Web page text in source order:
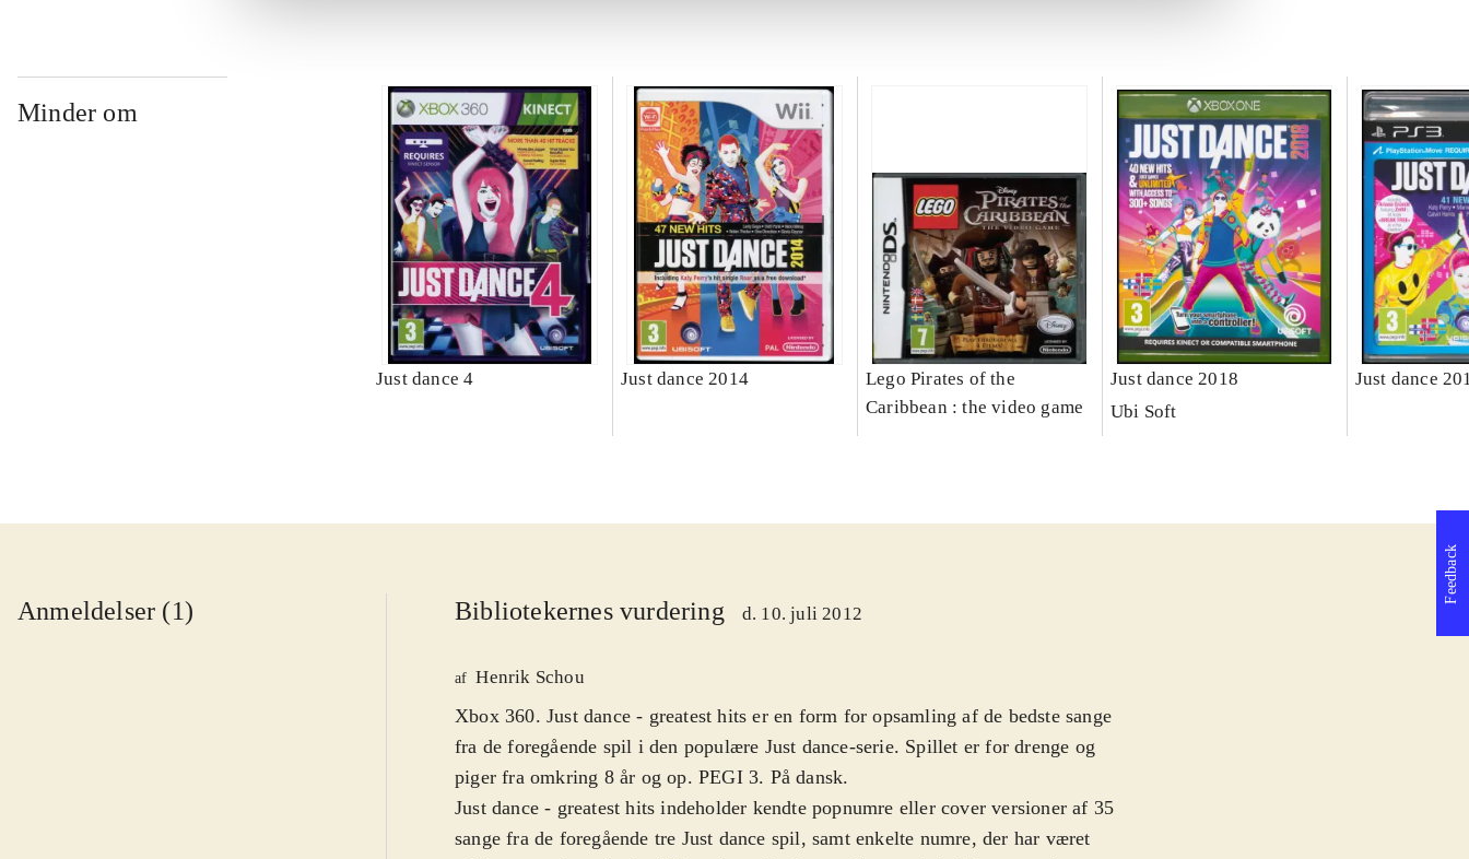
Minder om
Just dance 4 Just dance 2014
Lego Pirates of the
Caribbean : the video game
Just dance 2018
Ubi Soft
Just dance
Anmeldelser (1) Bibliotekernes vurdering d. 10. juli 2012
af Henrik Schou
Xbox 360. Just dance - greatest hits er en form for opsamling af de bedste sange
fra de foregående spil i den populære Just dance-serie. Spillet er for drenge og
piger fra omkring 8 år og op. PEGI 3. På dansk.
Just dance - greatest hits indeholder kendte popnumre eller cover versioner af 35
sange fra de foregående tre Just dance spil, samt enkelte numre, der har været
Feedback